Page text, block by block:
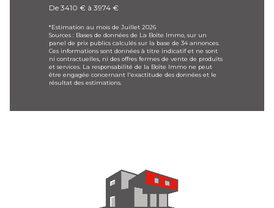
De 3410 € à 3974 €
*Estimation au mois de Juillet 2026
Sources : Bases de données de La Boîte Immo, sur un
panel de prix publics calculés sur la base de 34 annonces.
Ces informations sont données à titre indicatif et ne sont
ni contractuelles, ni des offres fermes de vente de produits
et services. La responsabilité de la Boîte Immo ne peut
être engagée concernant l'exactitude des données et le
résultat des estimations.